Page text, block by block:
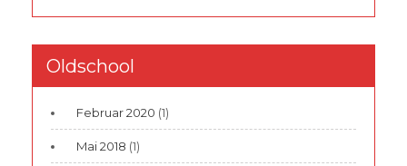
Oldschool
Februar 2020 (1)
Mai 2018 (1)